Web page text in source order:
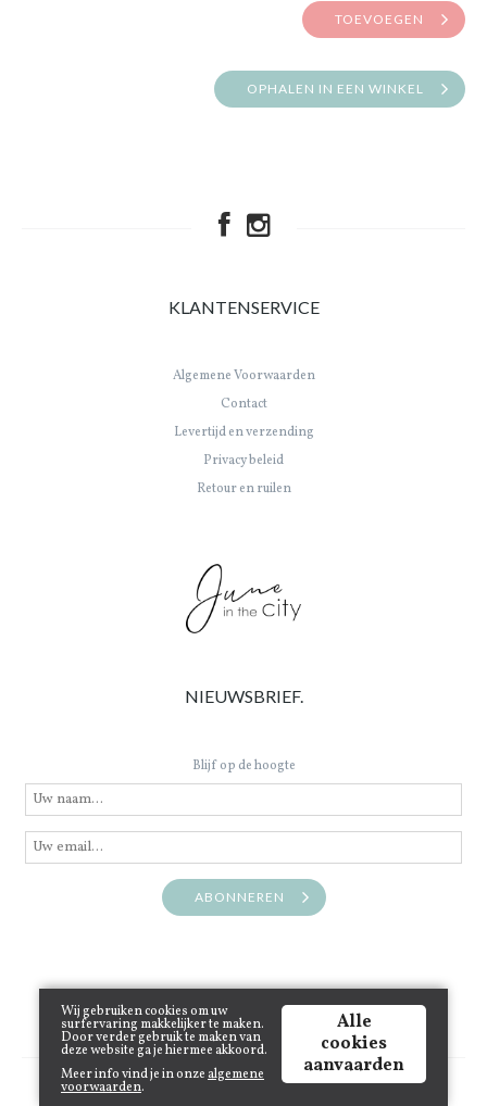
TOEVOEGEN
OPHALEN IN EEN WINKEL
KLANTENSERVICE
Algemene Voorwaarden
Contact
Levertijd en verzending
Privacy beleid
Retour en ruilen
NIEUWSBRIEF.
Blijf op de hoogte
ABONNEREN
Copyright © 2021 www.juneinthecity.be | Powered byTilroy
Wij gebruiken cookies om uw
surfervaring makkelijker te maken.
Door verder gebruik te maken van
deze website ga je hiermee akkoord.
Meer info vind je in onze algemene
voorwaarden.
Alle
cookies
aanvaarden